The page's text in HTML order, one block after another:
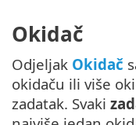
Okidač
Odjeljak Okidač
okidaču ili više
zadatak. Svaki